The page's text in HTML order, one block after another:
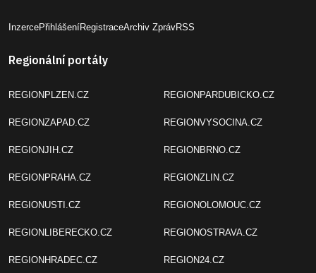
InzercePřihlášeníRegistraceArchiv ZprávRSS
Regionální portály
REGIONPLZEN.CZ
REGIONZAPAD.CZ
REGIONJIH.CZ
REGIONPRAHA.CZ
REGIONUSTI.CZ
REGIONLIBERECKO.CZ
REGIONHRADEC.CZ
REGIONPARDUBICKO.CZ
REGIONVYSOCINA.CZ
REGIONBRNO.CZ
REGIONZLIN.CZ
REGIONOLOMOUC.CZ
REGIONOSTRAVA.CZ
REGION24.CZ